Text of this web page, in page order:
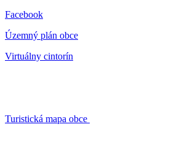
Facebook
Územný plán obce
Virtuálny cintorín
Turistická mapa obce